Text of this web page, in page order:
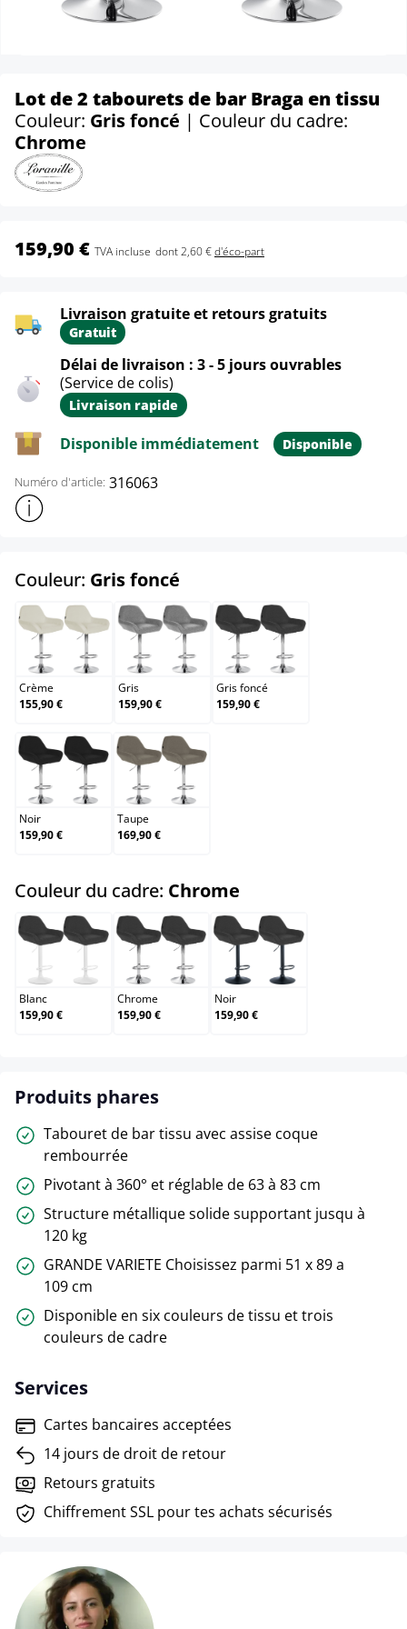
Lot de 2 tabourets de bar Braga en tissu
Couleur: Gris foncé | Couleur du cadre:
Chrome
159,90 € TVA incluse dont 2,60 €d'éco-part
Livraison gratuite et retours gratuits
Gratuit
Délai de livraison : 3 - 5 jours ouvrables
(Service de colis)
Livraison rapide
Disponible immédiatement Disponible
Numéro d'article: 316063
Afficher plus d'informations sur le produit
Couleur: Gris foncé
Crème
Crème
155,90 €
Gris
Gris
159,90 €
Gris foncé
Gris foncé
159,90 €
Noir
Noir
159,90 €
Taupe
Taupe
169,90 €
Couleur du cadre: Chrome
Blanc
159,90 €
Chrome
Chrome
159,90 €
Noir
Noir
159,90 €
Produits phares
Tabouret de bar tissu avec assise coque
rembourrée
Pivotant à 360° et réglable de 63 à 83 cm
Structure métallique solide supportant jusqu à
120 kg
GRANDE VARIETE Choisissez parmi 51 x 89 a
109 cm
Disponible en six couleurs de tissu et trois
couleurs de cadre
Services
Cartes bancaires acceptées
14 jours de droit de retour
Retours gratuits
Chiffrement SSL pour tes achats sécurisés